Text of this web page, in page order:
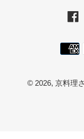
© 2026, 京料理